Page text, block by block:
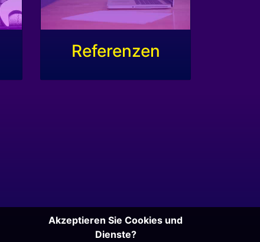
Referenzen
Akzeptieren Sie Cookies und
Dienste?